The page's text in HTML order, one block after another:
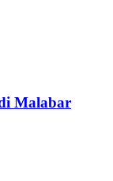
Malabar